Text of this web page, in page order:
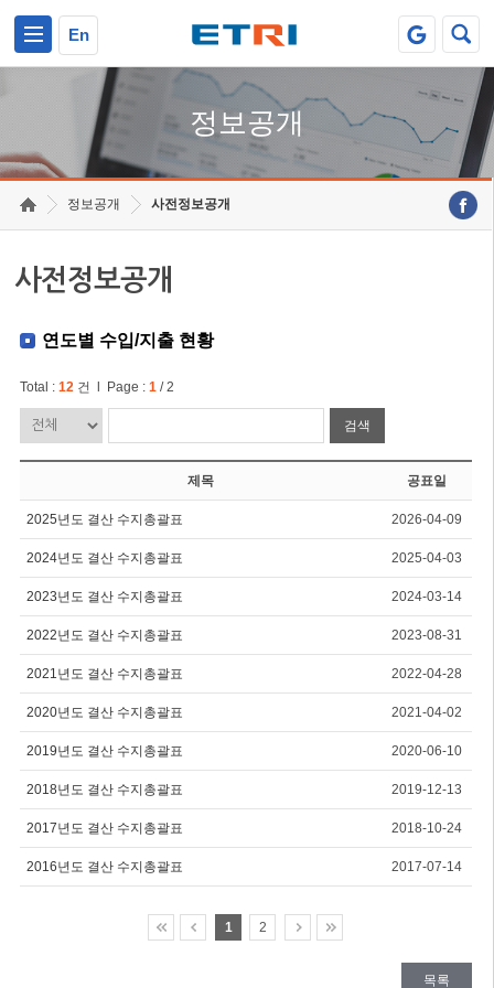
En
정보공개
정보공개 사전정보공개
사전정보공개
연도별 수입/지출 현황
Total : 12건 l Page : 1/ 2
검색
제목 공표일
2025년도 결산 수지총괄표 2026-04-09
2024년도 결산 수지총괄표 2025-04-03
2023년도 결산 수지총괄표 2024-03-14
2022년도 결산 수지총괄표 2023-08-31
2021년도 결산 수지총괄표 2022-04-28
2020년도 결산 수지총괄표 2021-04-02
2019년도 결산 수지총괄표 2020-06-10
2018년도 결산 수지총괄표 2019-12-13
2017년도 결산 수지총괄표 2018-10-24
2016년도 결산 수지총괄표 2017-07-14
1 2
목록